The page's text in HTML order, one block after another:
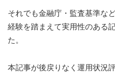
それでも金融庁・監査基準な
経験を踏まえて実用性のある
た。
本記事が後戻りなく運用状況